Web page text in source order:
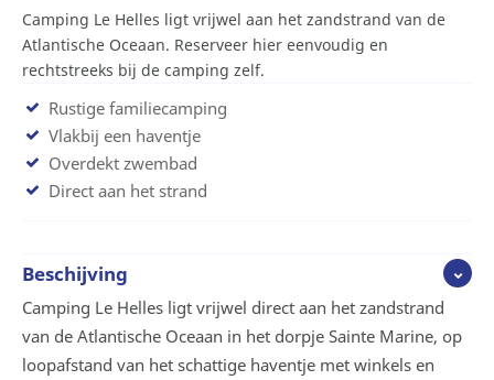
Camping Le Helles ligt vrijwel aan het zandstrand van de
Atlantische Oceaan. Reserveer hier eenvoudig en
rechtstreeks bij de camping zelf.
Rustige familiecamping
Vlakbij een haventje
Overdekt zwembad
Direct aan het strand
Beschijving
Camping Le Helles ligt vrijwel direct aan het zandstrand
van de Atlantische Oceaan in het dorpje Sainte Marine, op
loopafstand van het schattige haventje met winkels en